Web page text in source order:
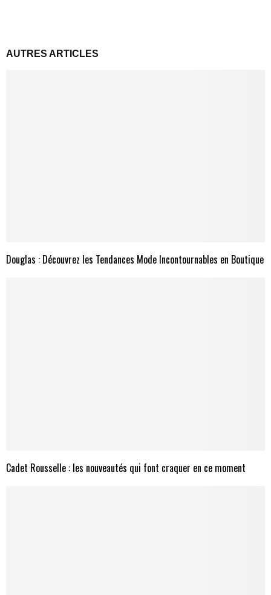
AUTRES ARTICLES
Douglas : Découvrez les Tendances Mode Incontournables en Boutique
Cadet Rousselle : les nouveautés qui font craquer en ce moment